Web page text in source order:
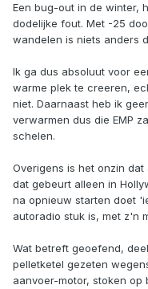
Een bug-out in de winter,
dodelijke fout. Met -25
wandelen is niets anders
Ik ga dus absoluut voor
warme plek te creeren,
niet. Daarnaast heb ik
verwarmen dus die EMP
schelen.
Overigens is het onzin dat
dat gebeurt alleen in
na opnieuw starten doet
autoradio stuk is, met z'n
Wat betreft geoefend,
pelletketel gezeten
aanvoer-motor, stoken